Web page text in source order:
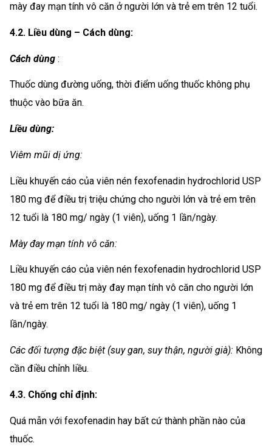
mày đay mạn tính vô căn ở người lớn và trẻ em trên 12 tuổi.
4.2. Liều dùng – Cách dùng:
Cách dùng :
Thuốc dùng đường uống, thời điểm uống thuốc không phụ
thuộc vào bữa ăn.
Liều dùng:
Viêm mũi dị ứng:
Liều khuyến cáo của viên nén fexofenadin hydrochlorid USP
180 mg để điều trị triệu chứng cho người lớn và trẻ em trên
12 tuổi là 180 mg/ ngày (1 viên), uống 1 lần/ngày.
Mày đay mạn tính vô căn:
Liều khuyến cáo của viên nén fexofenadin hydrochlorid USP
180 mg để điều trị mày đay mạn tính vô căn cho người lớn
và trẻ em trên 12 tuổi là 180 mg/ ngày (1 viên), uống 1
lần/ngày.
Các đối tượng đặc biệt (suy gan, suy thận, người già): Không
cần điều chỉnh liều.
4.3. Chống chỉ định:
Quá mẫn với fexofenadin hay bất cứ thành phần nào của
thuốc.